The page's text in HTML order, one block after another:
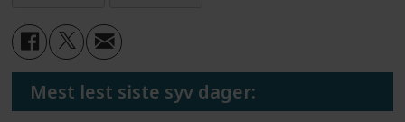
Mest lest siste syv dager: